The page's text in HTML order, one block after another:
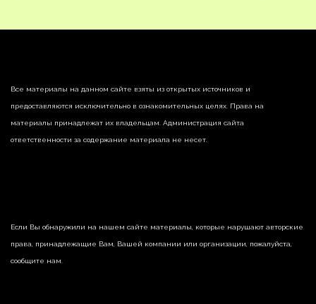
Все материалы на данном сайте взяты из открытых источников и
предоставляются исключительно в ознакомительных целях. Права на
материалы принадлежат их владельцам. Администрация сайта
ответственности за содержание материала не несет.
Если Вы обнаружили на нашем сайте материалы, которые нарушают авторские
права, принадлежащие Вам, Вашей компании или организации, пожалуйста,
сообщите нам.